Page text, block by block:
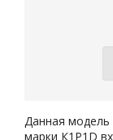
Данная модель
марки К1Р1D